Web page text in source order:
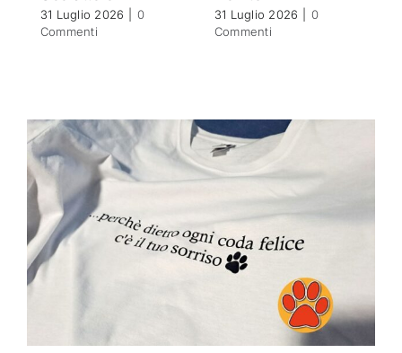
31 Luglio 2026
0
Commenti
31 Luglio 2026
0
Commenti